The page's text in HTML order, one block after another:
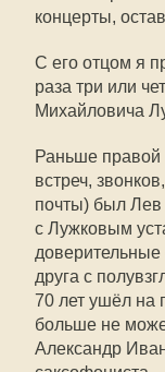
концерты,
С его отцом я
раза три или
Михайловича
Раньше правой
встреч,
почты) был
с Лужковым
друга с
70 лет ушёл на
больше не
Александр